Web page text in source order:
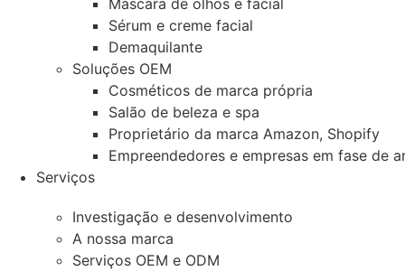
Máscara de olhos e facial
Sérum e creme facial
Demaquilante
Soluções OEM
Cosméticos de marca própria
Salão de beleza e spa
Proprietário da marca Amazon, Shopify
Empreendedores e empresas em fase de
Serviços
Investigação e desenvolvimento
A nossa marca
Serviços OEM e ODM